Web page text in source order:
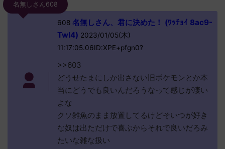
名無しさん608
608名無しさん、君に決めた！ (ﾜｯﾁｮｲ 8ac9-
TwI4) 2023/01/05(木)
11:17:05.06ID:XPE+pfgn0?
>>603
どうせたまにしか出さない旧ポケモンとか本
当にどうでも良いんだろうなって感じが凄い
よな
クソ雑魚のまま放置してるけどそいつが好き
な奴は出ただけで喜ぶからそれで良いだろみ
たいな雑な扱い